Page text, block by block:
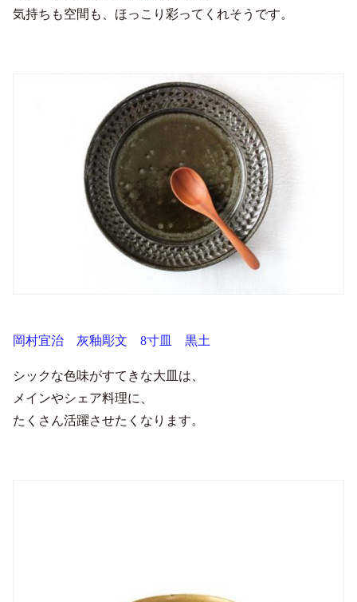
気持ちも空間も、ほっこり彩ってくれそうです。
岡村宜治 灰釉彫文 8寸皿 黒土
シックな色味がすてきな大皿は、
メインやシェア料理に、
たくさん活躍させたくなります。